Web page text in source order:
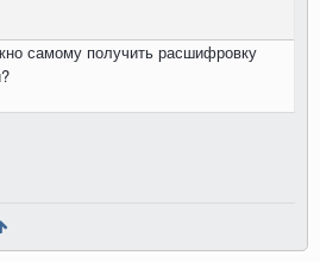
самому получить расшифровку